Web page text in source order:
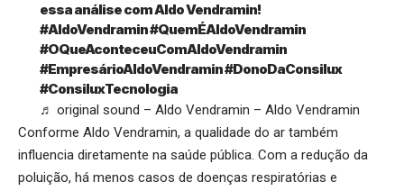
essa análise com Aldo Vendramin!
#AldoVendramin#QuemÉAldoVendramin
#OQueAconteceuComAldoVendramin
#EmpresárioAldoVendramin#DonoDaConsilux
#ConsiluxTecnologia
♬ original sound – Aldo Vendramin – Aldo Vendramin
Conforme Aldo Vendramin, a qualidade do ar também
influencia diretamente na saúde pública. Com a redução da
poluição, há menos casos de doenças respiratórias e